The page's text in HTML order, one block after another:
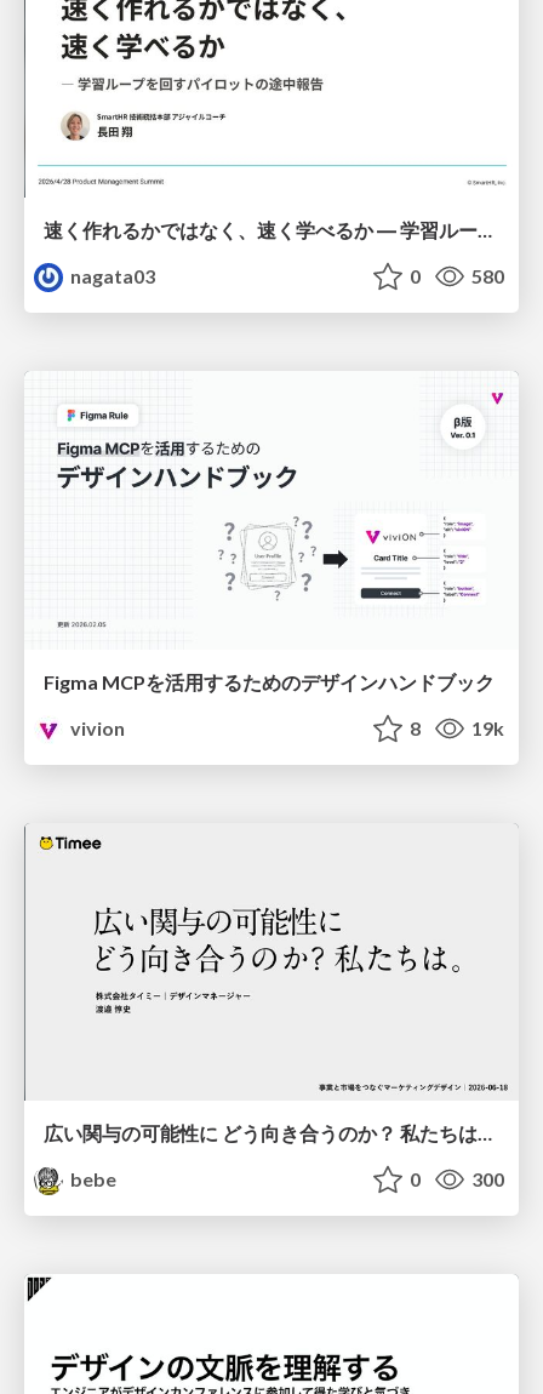
速く作れるかではなく、速く学べるか ― 学習ループを回すパイロットの途中報告
nagata03
0 580
Figma MCPを活用するためのデザインハンドブック
vivion
8 19k
広い関与の可能性に どう向き合うのか？ 私たちは。｜Timee MarketingDesign 2026-06-18
bebe
0 300